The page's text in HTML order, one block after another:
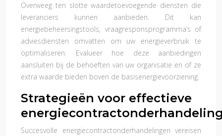
Overweeg ten slotte waardetoevoegende diensten die
leveranciers kunnen aanbieden. Dit kan
energiebeheersingstools, vraagresponsprogramma’s of
adviesdiensten omvatten om uw energieverbruik te
optimaliseren. Evalueer hoe deze aanbiedingen
aansluiten bij de behoeften van uw organisatie en of ze
extra waarde bieden boven de basisenergievoorziening.
Strategieën voor effectieve
Succesvolle energiecontractonderhandelingen vereisen